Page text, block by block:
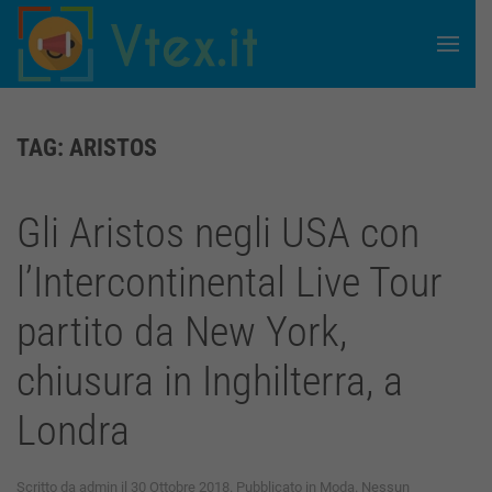
Skip to main content
TAG: ARISTOS
Gli Aristos negli USA con
l’Intercontinental Live Tour
partito da New York,
chiusura in Inghilterra, a
Londra
Scritto da admin il 30 Ottobre 2018. Pubblicato in Moda. Nessun